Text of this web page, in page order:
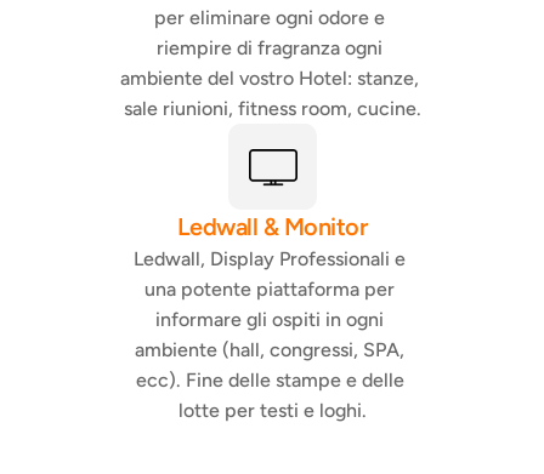
per eliminare ogni odore e
riempire di fragranza ogni
ambiente del vostro Hotel: stanze,
sale riunioni, fitness room, cucine.
Ledwall & Monitor
Ledwall, Display Professionali e
una potente piattaforma per
informare gli ospiti in ogni
ambiente (hall, congressi, SPA,
ecc). Fine delle stampe e delle
lotte per testi e loghi.